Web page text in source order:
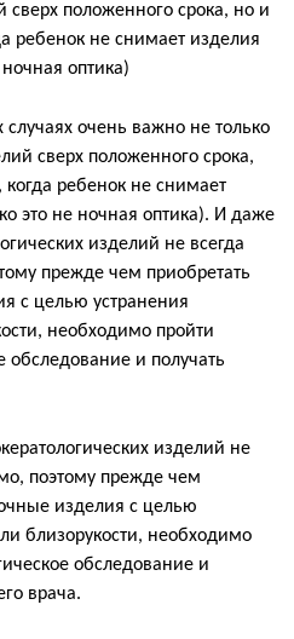
положенного срока, но и
ребенок не снимает изделия
оптика)
случаях очень важно не только
сверх положенного срока,
ребенок не снимает
это не ночная оптика). И даже
изделий не всегда
прежде чем приобретать
с целью устранения
необходимо пройти
обследование и получать
изделий не
поэтому прежде чем
изделия с целью
близорукости, необходимо
обследование и
врача.